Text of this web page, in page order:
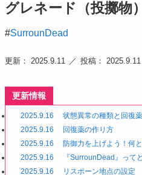
グレネード（投擲物
#SurrounDead
更新： 2025.9.11 投稿： 2025.9.11
更新情報
2025.9.16
状態異常の種類と回復
2025.9.16
回復薬の作り方
2025.9.16
防御力を上げよう！何
2025.9.16
『SurrounDead』って
ロ専用ゾンビサバイバル
2025.9.16
リスポーン地点の設定